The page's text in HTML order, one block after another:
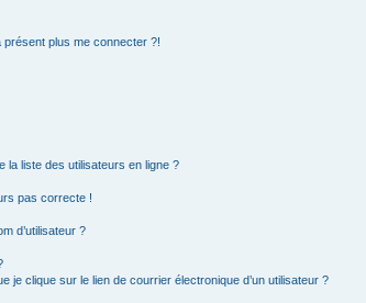
présent plus me connecter ?!
la liste des utilisateurs en ligne ?
pas correcte !
d’utilisateur ?
je clique sur le lien de courrier électronique d’un utilisateur ?